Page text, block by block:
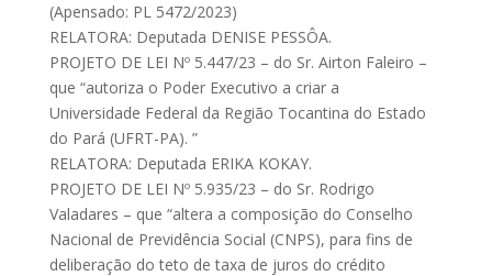
(Apensado: PL 5472/2023)
RELATORA: Deputada DENISE PESSÔA.
PROJETO DE LEI Nº 5.447/23 – do Sr. Airton Faleiro –
que “autoriza o Poder Executivo a criar a
Universidade Federal da Região Tocantina do Estado
do Pará (UFRT-PA). ”
RELATORA: Deputada ERIKA KOKAY.
PROJETO DE LEI Nº 5.935/23 – do Sr. Rodrigo
Valadares – que “altera a composição do Conselho
Nacional de Previdência Social (CNPS), para fins de
deliberação do teto de taxa de juros do crédito